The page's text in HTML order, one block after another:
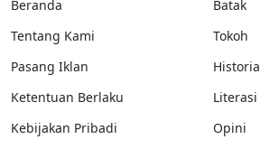
Beranda
Tentang Kami
Pasang Iklan
Ketentuan Berlaku
Kebijakan Pribadi
Batak
Tokoh
Historia
Literasi
Opini